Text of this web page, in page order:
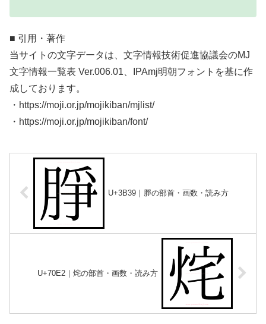
■ 引用・著作
当サイトの文字データは、文字情報技術促進協議会のMJ
文字情報一覧表 Ver.006.01、IPAmj明朝フォントを基に作
成しております。
・https://moji.or.jp/mojikiban/mjlist/
・https://moji.or.jp/mojikiban/font/
U+3B39｜㬹の部首・画数・読み方
U+70E2｜烢の部首・画数・読み方